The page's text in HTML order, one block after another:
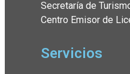
Secretaría de
Centro Emisor de
Servicios